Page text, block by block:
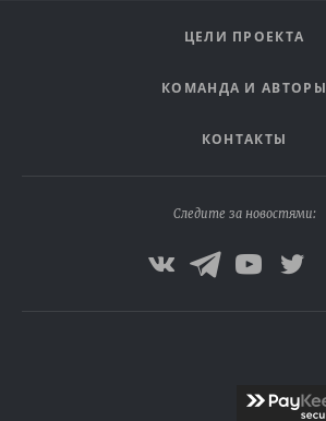
ЦЕЛИ ПРОЕКТА
КОМАНДА И АВТОРЫ
КОНТАКТЫ
Следите за новостями: